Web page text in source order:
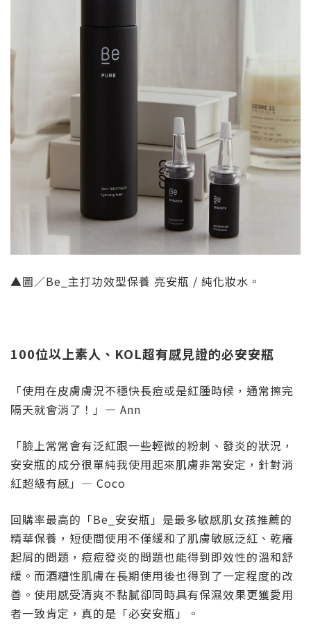
▲圖／Be_主打功效型保養 亮安瓶 / 純化妝水。
100位以上素人、KOL超有感見證的必安安瓶
「使用在皮膚膚況不穩快長痘或是紅腫時候，通常擦完
隔天就會消了！」— Ann
「臉上常常會有泛紅跟一些輕微的粉刺、發炎的狀況，
安安瓶的成分很單純我使用起來肌膚非常安定，針對消
紅超級有感」— Coco
回購率最高的「Be_安安瓶」是最多敏感肌女孩推薦的
精華保養，短使間使用不僅緩和了肌膚敏感泛紅、乾癢
起屑的問題，痘痘發炎的問題也能得到即效性的溫和舒
緩。而酒糟性肌膚在長期使用後也得到了一定程度的改
善。使用感受清爽不黏膩卻同時具有保濕效果更獲愛用
者一致肯定，真的是「必安安瓶」。